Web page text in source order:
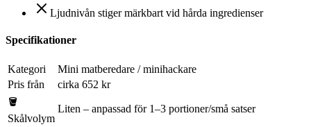
Ljudnivån stiger märkbart vid hårda ingredienser
Specifikationer
Kategori
Mini matberedare / minihackare
Pris från
cirka 652 kr
🪣
Skålvolym
Liten – anpassad för 1–3 portioner/små satser